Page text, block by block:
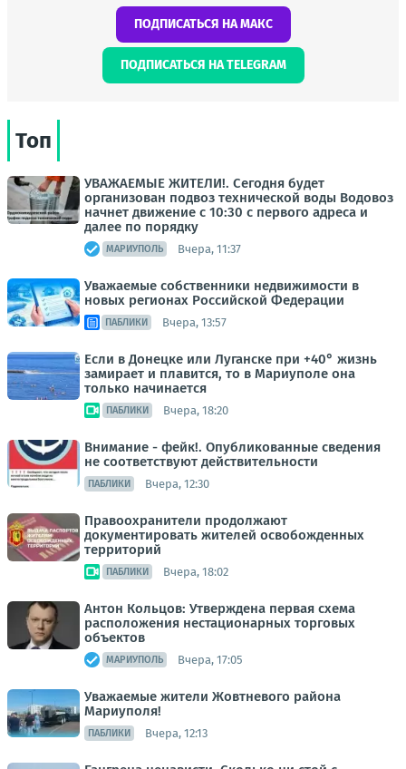
ПОДПИСАТЬСЯ НА МАКС
ПОДПИСАТЬСЯ НА TELEGRAM
Топ
УВАЖАЕМЫЕ ЖИТЕЛИ!. Сегодня будет
организован подвоз технической воды Водовоз
начнет движение с 10:30 с первого адреса и
далее по порядку
МАРИУПОЛЬ Вчера, 11:37
Уважаемые собственники недвижимости в
новых регионах Российской Федерации
ПАБЛИКИ Вчера, 13:57
Если в Донецке или Луганске при +40° жизнь
замирает и плавится, то в Мариуполе она
только начинается
ПАБЛИКИ Вчера, 18:20
Внимание - фейк!. Опубликованные сведения
не соответствуют действительности
ПАБЛИКИ Вчера, 12:30
Правоохранители продолжают
документировать жителей освобожденных
территорий
ПАБЛИКИ Вчера, 18:02
Антон Кольцов: Утверждена первая схема
расположения нестационарных торговых
объектов
МАРИУПОЛЬ Вчера, 17:05
Уважаемые жители Жовтневого района
Мариуполя!
ПАБЛИКИ Вчера, 12:13